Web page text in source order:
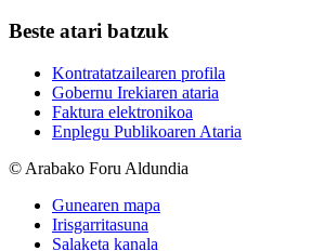
Beste atari batzuk
Kontratatzailearen profila
Gobernu Irekiaren ataria
Faktura elektronikoa
Enplegu Publikoaren Ataria
© Arabako Foru Aldundia
Gunearen mapa
Irisgarritasuna
Salaketa kanala